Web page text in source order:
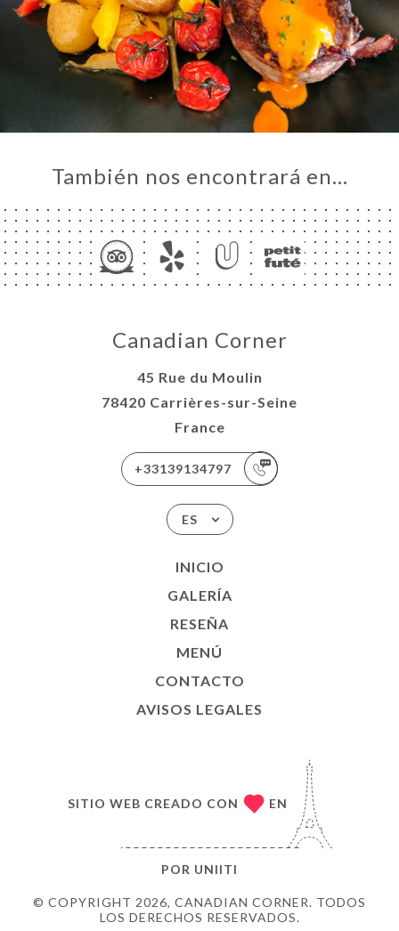
También nos encontrará en…
Canadian Corner
45 Rue du Moulin
78420 Carrières-sur-Seine
France
+33139134797
ES
INICIO
GALERÍA
RESEÑA
MENÚ
CONTACTO
AVISOS LEGALES
© COPYRIGHT 2026, CANADIAN CORNER. TODOS
LOS DERECHOS RESERVADOS.
SITIO WEB CREADO CON EN
POR UNIITI